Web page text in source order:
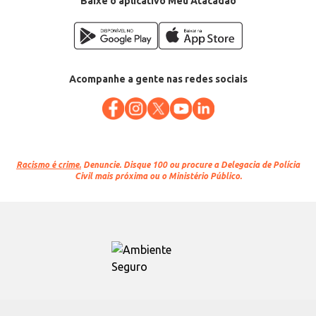
Acompanhe a gente nas redes sociais
Racismo é crime. Denuncie. Disque 100 ou procure a Delegacia de Polícia
Civil mais próxima ou o Ministério Público.